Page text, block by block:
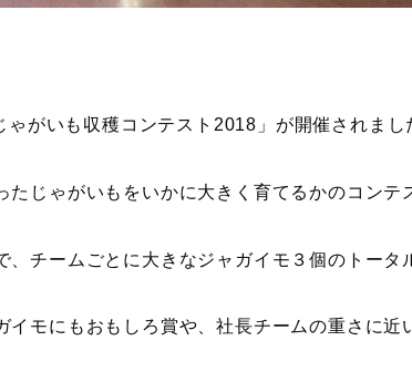
がいも収穫コンテスト2018」が開催されまし
じゃがいもをいかに大きく育てるかのコンテ
、チームごとに大きなジャガイモ３個のトータ
イモにもおもしろ賞や、社長チームの重さに近